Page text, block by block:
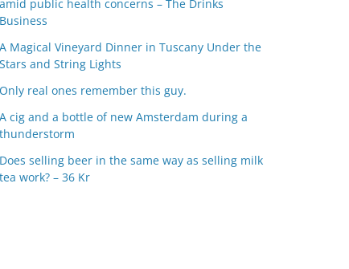
amid public health concerns – The Drinks
Business
A Magical Vineyard Dinner in Tuscany Under the
Stars and String Lights
Only real ones remember this guy.
A cig and a bottle of new Amsterdam during a
thunderstorm
Does selling beer in the same way as selling milk
tea work? – 36 Kr